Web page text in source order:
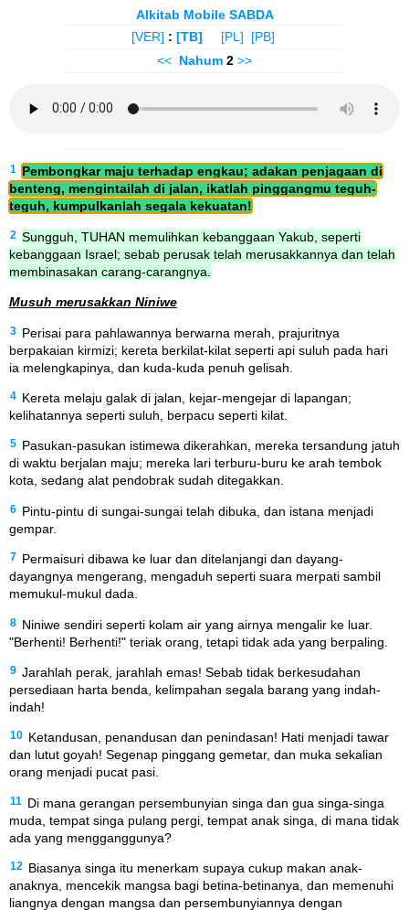
Alkitab Mobile SABDA
[VER] : [TB] [PL]
[PB]
<< Nahum 2 >>
1 Pembongkar maju terhadap engkau; adakan penjagaan di
benteng, mengintailah di jalan, ikatlah pinggangmu teguh-
teguh, kumpulkanlah segala kekuatan!
2 Sungguh, TUHAN memulihkan kebanggaan Yakub, seperti
kebanggaan Israel; sebab perusak telah merusakkannya dan telah
membinasakan carang-carangnya.
Musuh merusakkan Niniwe
3 Perisai para pahlawannya berwarna merah, prajuritnya
berpakaian kirmizi; kereta berkilat-kilat seperti api suluh pada hari
ia melengkapinya, dan kuda-kuda penuh gelisah.
4 Kereta melaju galak di jalan, kejar-mengejar di lapangan;
kelihatannya seperti suluh, berpacu seperti kilat.
5 Pasukan-pasukan istimewa dikerahkan, mereka tersandung jatuh
di waktu berjalan maju; mereka lari terburu-buru ke arah tembok
kota, sedang alat pendobrak sudah ditegakkan.
6 Pintu-pintu di sungai-sungai telah dibuka, dan istana menjadi
gempar.
7 Permaisuri dibawa ke luar dan ditelanjangi dan dayang-
dayangnya mengerang, mengaduh seperti suara merpati sambil
memukul-mukul dada.
8 Niniwe sendiri seperti kolam air yang airnya mengalir ke luar.
"Berhenti! Berhenti!" teriak orang, tetapi tidak ada yang berpaling.
9 Jarahlah perak, jarahlah emas! Sebab tidak berkesudahan
persediaan harta benda, kelimpahan segala barang yang indah-
indah!
10 Ketandusan, penandusan dan penindasan! Hati menjadi tawar
dan lutut goyah! Segenap pinggang gemetar, dan muka sekalian
orang menjadi pucat pasi.
11
Di mana gerangan persembunyian singa dan gua singa-singa
muda, tempat singa pulang pergi, tempat anak singa, di mana tidak
ada yang mengganggunya?
12
Biasanya singa itu menerkam supaya cukup makan anak-
anaknya, mencekik mangsa bagi betina-betinanya, dan memenuhi
liangnya dengan mangsa dan persembunyiannya dengan